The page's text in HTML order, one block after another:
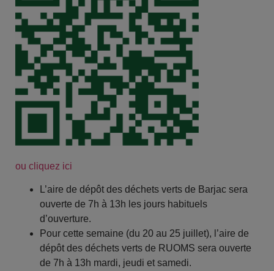
ou cliquez ici
L’aire de dépôt des déchets verts de Barjac sera
ouverte de 7h à 13h les jours habituels
d’ouverture.
Pour cette semaine (du 20 au 25 juillet), l’aire de
dépôt des déchets verts de RUOMS sera ouverte
de 7h à 13h mardi, jeudi et samedi.